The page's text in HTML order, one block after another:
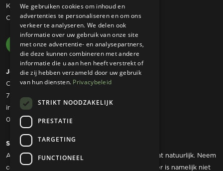
Klachtenregeling
Contact
Josta Tuinmachines
Ommerweg 49
7797 RC Rheezerveen
info@jostatuinmachines.nl
06 - 50 60 46 07
Showroom
Als u werktuigen wilt komen bekijken dan kan dat natuurlijk. Neem
contact met ons op om een afspraak te maken, er is namelijk niet
We gebruiken cookies om inhoud en
advertenties te personaliseren en om ons
verkeer te analyseren. We delen ook
informatie over uw gebruik van onze site
met onze advertentie- en analysepartners,
die deze kunnen combineren met andere
informatie die u aan hen heeft verstrekt of
die zij hebben verzameld door uw gebruik
van hun diensten. Privacybeleid
STRIKT NOODZAKELIJK
PRESTATIE
TARGETING
FUNCTIONEEL